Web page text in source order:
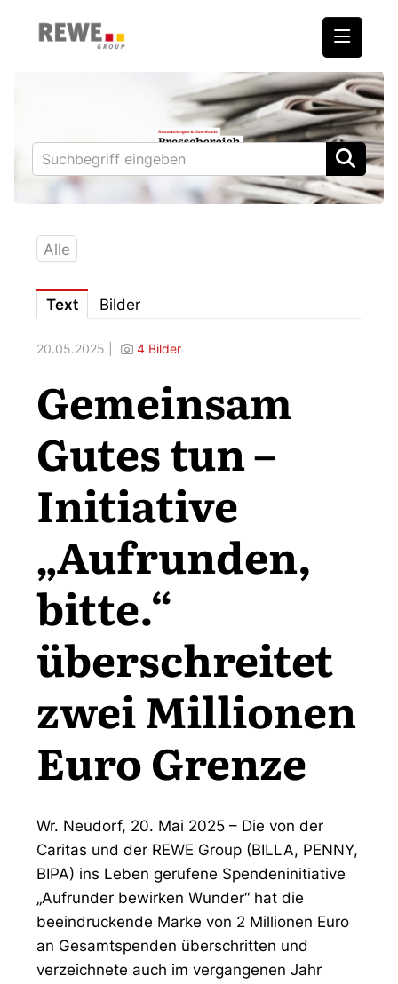
REWE International AG
BILLA
PENNY
BIPA
Downloads
Fotos – Vorstand
Kontakt
Alle
Text Bilder
20.05.2025 | 4 Bilder
Gemeinsam
Gutes tun –
Initiative
„Aufrunden,
bitte.“
überschreitet
zwei Millionen
Euro Grenze
Wr. Neudorf, 20. Mai 2025 – Die von der
Caritas und der REWE Group (BILLA, PENNY,
BIPA) ins Leben gerufene Spendeninitiative
„Aufrunder bewirken Wunder“ hat die
beeindruckende Marke von 2 Millionen Euro
an Gesamtspenden überschritten und
verzeichnete auch im vergangenen Jahr